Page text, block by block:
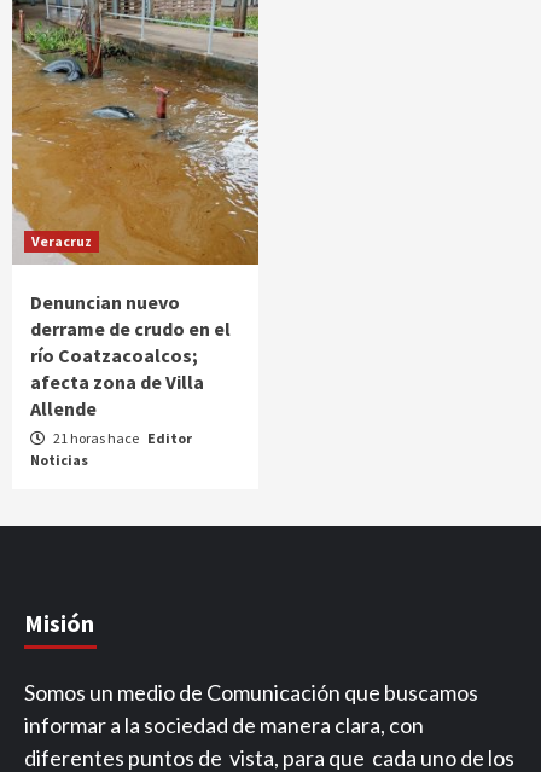
Veracruz
Denuncian nuevo
derrame de crudo en el
río Coatzacoalcos;
afecta zona de Villa
Allende
21 horas hace Editor
Noticias
Misión
Somos un medio de Comunicación que buscamos
informar a la sociedad de manera clara, con
diferentes puntos de vista, para que cada uno de los